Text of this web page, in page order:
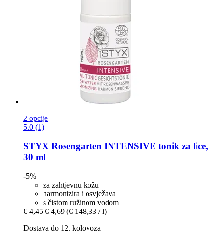
2 opcije
5.0 (1)
STYX Rosengarten INTENSIVE tonik za lice,
30 ml
-5%
za zahtjevnu kožu
harmonizira i osvježava
s čistom ružinom vodom
€ 4,45 € 4,69 (€ 148,33 / l)
Dostava do 12. kolovoza